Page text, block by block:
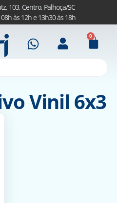
103, Centro, Palhoça/SC
às 12h e 13h30 às 18h
0
Vinil 6x3